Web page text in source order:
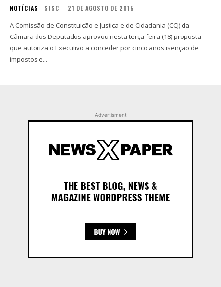
NOTÍCIAS SJSC - 21 DE AGOSTO DE 2015
A Comissão de Constituição e Justiça e de Cidadania (CCJ) da
Câmara dos Deputados aprovou nesta terça-feira (18) proposta
que autoriza o Executivo a conceder por cinco anos isenção de
impostos e...
Advertisment